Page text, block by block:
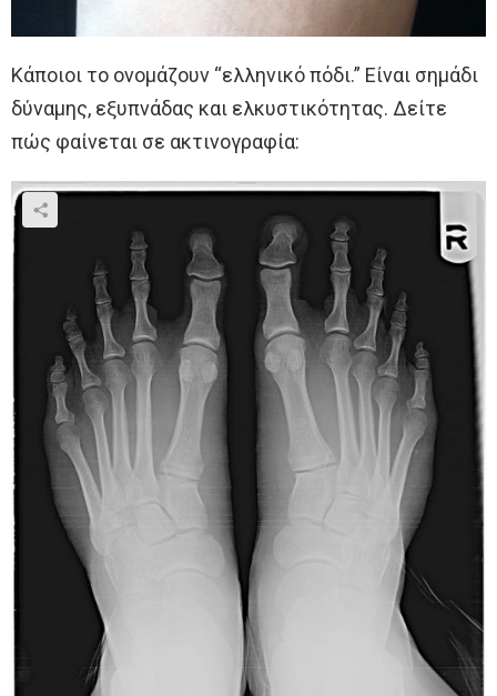
Κάποιοι το ονομάζουν “ελληνικό πόδι.” Είναι σημάδι
δύναμης, εξυπνάδας και ελκυστικότητας. Δείτε
πώς φαίνεται σε ακτινογραφία: